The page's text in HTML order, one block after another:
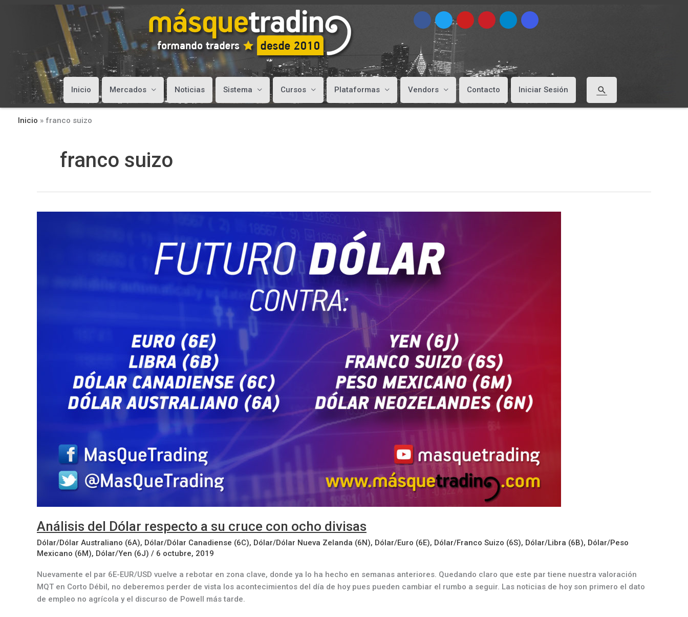
Inicio Mercados Noticias Sistema Cursos Plataformas Vendors Contacto Iniciar Sesión Buscar
Inicio » franco suizo
franco suizo
Análisis del Dólar respecto a su cruce con ocho divisas
Dólar/Dólar Australiano (6A), Dólar/Dólar Canadiense (6C), Dólar/Dólar Nueva Zelanda (6N), Dólar/Euro (6E), Dólar/Franco Suizo (6S), Dólar/Libra (6B), Dólar/Peso
Mexicano (6M), Dólar/Yen (6J) / 6 octubre, 2019
Nuevamente el par 6E-EUR/USD vuelve a rebotar en zona clave, donde ya lo ha hecho en semanas anteriores. Quedando claro que este par tiene nuestra valoración
MQT en Corto Débil, no deberemos perder de vista los acontecimientos del día de hoy pues pueden cambiar el rumbo a seguir. Las noticias de hoy son primero el dato
de empleo no agrícola y el discurso de Powell más tarde.